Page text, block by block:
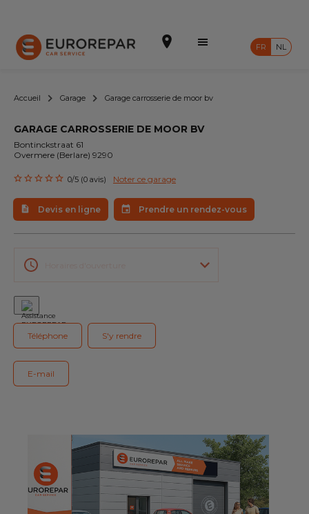
Prendre un rendez-vous
Devis en ligne
Notre enseigne
Intégrer le réseau
Nos Promotions
Notre gamme de pièces
Tous les garages
Intégrer le réseau
FR NL
Accueil Garage Garage carrosserie de moor bv
GARAGE CARROSSERIE DE MOOR BV
Bontinckstraat 61
Overmere (Berlare) 9290
0/5 (0 avis) Noter ce garage
Devis en ligne Prendre un rendez-vous
Téléphone S'y rendre
E-mail